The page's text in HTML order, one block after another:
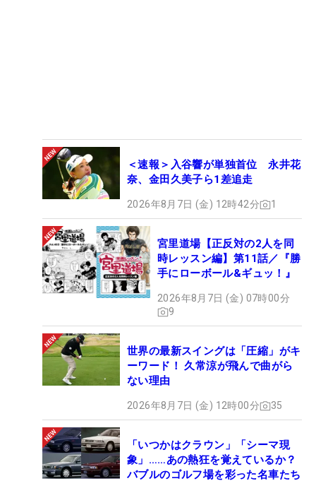
＜速報＞入谷響が単独首位 永井花
奈、金田久美子ら1差追走
2026年8月7日 (金) 12時42分 1
宮里道場【正反対の2人を同
時レッスン編】第11話／『勝
手にローボール&ギュッ！』
2026年8月7日 (金) 07時00分
9
世界の最新スイングは「圧縮」がキ
ーワード！ 久常涼が飛んで曲がら
ない理由
2026年8月7日 (金) 12時00分 35
「いつかはクラウン」「シーマ現
象」……あの熱狂を覚えているか？
バブルのゴルフ場を彩った名車たち